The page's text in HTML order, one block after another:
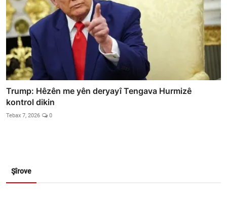
Trump: Hêzên me yên deryayî Tengava Hurmizê
kontrol dikin
Tebax 7, 2026 0
Şîrove